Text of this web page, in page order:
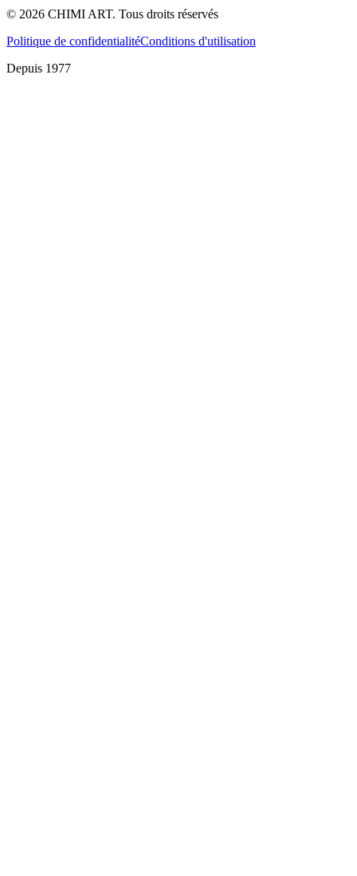
© 2026 CHIMI ART. Tous droits réservés
Politique de confidentialitéConditions d'utilisation
Depuis 1977